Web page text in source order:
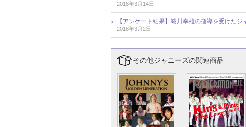
2018年3月14日
【アンケート結果】蜷川幸雄の指導を受けた
2018年3月2日
その他ジャニーズの関連商品